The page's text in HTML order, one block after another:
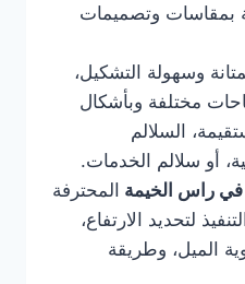
بمقاسات وتصميمات
وسهولة التشكيل،
مختلفة وبأشكال
السلالم
أو سلالم الخدمات.
في راس الخيمة المحترفة
لتحديد الارتفاع،
الميل، وطريقة